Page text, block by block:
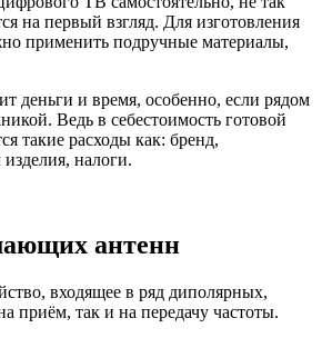
на первый взгляд. Для изготовления
применить подручные материалы,
деньги и время, особенно, если рядом
Ведь в себестоимость готовой
такие расходы как: бренд,
налоги.
антенн
входящее в ряд диполярных,
приём, так и на передачу частоты.